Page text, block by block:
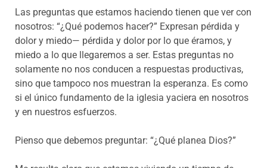
Las preguntas que estamos haciendo tienen que ver con
nosotros: “¿Qué podemos hacer?” Expresan pérdida y
dolor y miedo— pérdida y dolor por lo que éramos, y
miedo a lo que llegaremos a ser. Estas preguntas no
solamente no nos conducen a respuestas productivas,
sino que tampoco nos muestran la esperanza. Es como
si el único fundamento de la iglesia yaciera en nosotros
y en nuestros esfuerzos.
Pienso que debemos preguntar: “¿Qué planea Dios?”